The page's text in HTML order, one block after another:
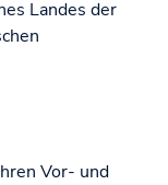
Landes der
Vor- und